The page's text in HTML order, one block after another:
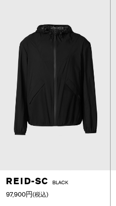
REID-SC BLACK
97,900円(税込)